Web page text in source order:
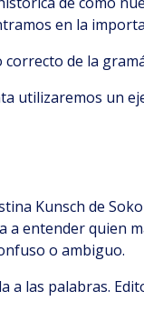
en la
de la
utilizaremos un
Kunsch de
a entender quien
o ambiguo.
a las palabras.